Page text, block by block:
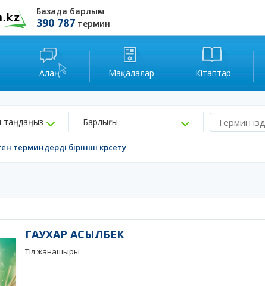
Базада барлығы
390 787 термин
Алаң Мақалалар Кітаптар
таңдаңыз Барлығы
терминдерді бірінші көрсету
ГАУХАР АСЫЛБЕК
Тіл жанашыры